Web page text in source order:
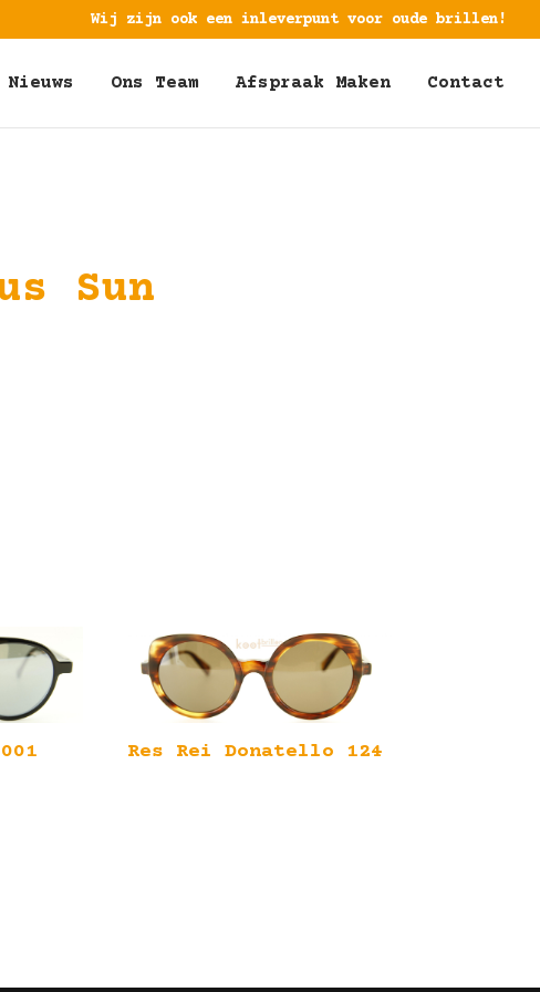
Wij zijn ook een inleverpunt voor oude brillen!
Nieuws Ons Team Afspraak Maken Contact
Sun
Res Rei Donatello 124